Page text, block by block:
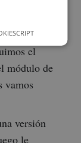
el
módulo de
vamos
versión
le